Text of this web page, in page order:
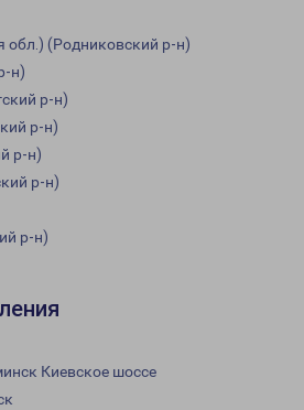
обл.) (Родниковский р-н)
н)
р-н)
р-н)
р-н)
р-н)
р-н)
Киевское шоссе